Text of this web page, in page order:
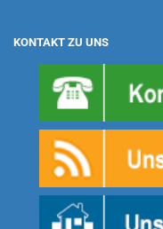
KONTAKT ZU UNS